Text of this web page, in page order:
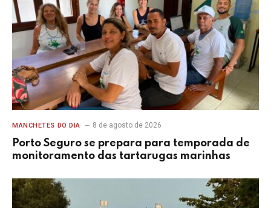
MANCHETES DO DIA 8 de agosto de 2026
Porto Seguro se prepara para temporada de
monitoramento das tartarugas marinhas